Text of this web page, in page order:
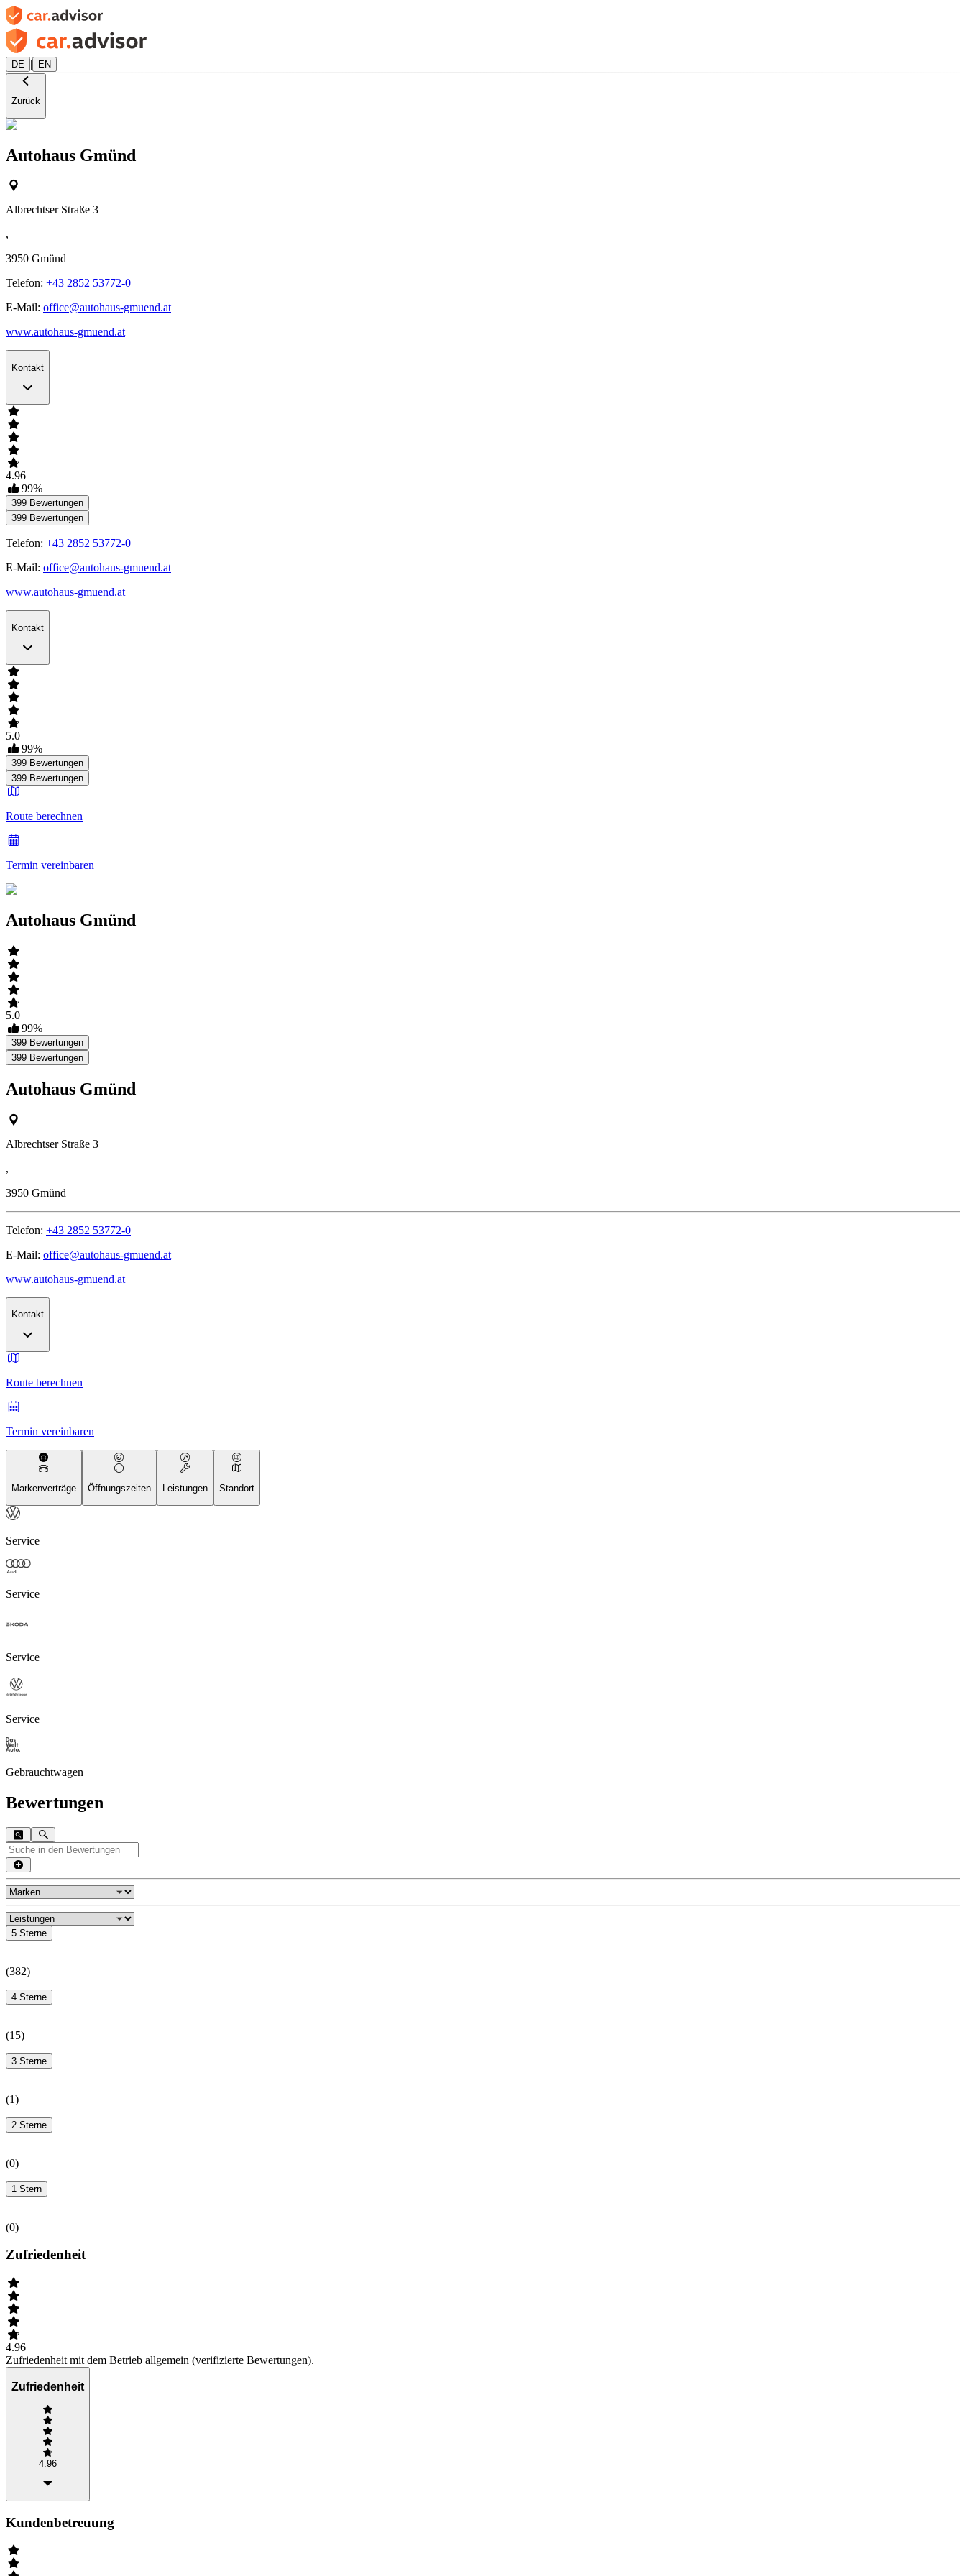
DE | EN
Zurück
Autohaus Gmünd
Albrechtser Straße 3
,
3950 Gmünd
Telefon: +43 2852 53772-0
E-Mail: office@autohaus-gmuend.at
www.autohaus-gmuend.at
Kontakt
4.96
99%
399 Bewertungen
399 Bewertungen
Telefon: +43 2852 53772-0
E-Mail: office@autohaus-gmuend.at
www.autohaus-gmuend.at
Kontakt
5.0
99%
399 Bewertungen
399 Bewertungen
Route berechnen
Termin vereinbaren
Autohaus Gmünd
5.0
99%
399 Bewertungen
399 Bewertungen
Autohaus Gmünd
Albrechtser Straße 3
,
3950 Gmünd
Telefon: +43 2852 53772-0
E-Mail: office@autohaus-gmuend.at
www.autohaus-gmuend.at
Kontakt
Route berechnen
Termin vereinbaren
Markenverträge Öffnungszeiten Leistungen Standort
Service
Service
Service
Service
Gebrauchtwagen
Bewertungen
5 Sterne
(382)
4 Sterne
(15)
3 Sterne
(1)
2 Sterne
(0)
1 Stern
(0)
Zufriedenheit
4.96
Zufriedenheit mit dem Betrieb allgemein (verifizierte Bewertungen).
Zufriedenheit
4.96
Kundenbetreuung